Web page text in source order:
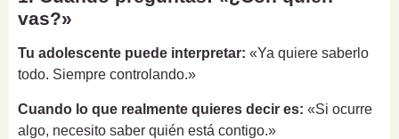
vas?»
Tu adolescente puede interpretar: «Ya quiere saberlo
todo. Siempre controlando.»
Cuando lo que realmente quieres decir es: «Si ocurre
algo, necesito saber quién está contigo.»